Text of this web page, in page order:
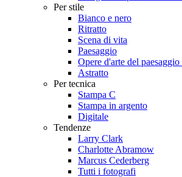
Per stile
Bianco e nero
Ritratto
Scena di vita
Paesaggio
Opere d'arte del
Astratto
Per tecnica
Stampa C
Stampa in argento
Digitale
Tendenze
Larry Clark
Charlotte Abramow
Marcus Cederberg
Tutti i fotografi